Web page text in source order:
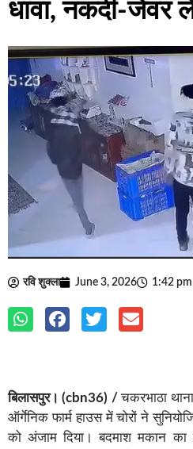
धावा, नकदी-जेवर
रवि शुक्ला June 3, 2026 1:42 pm
बिलासपुर। (cbn36) / चकरभाठा
ऑर्गेनिक फार्म हाउस में चोरों ने
को अंजाम दिया। बदमाश मकान